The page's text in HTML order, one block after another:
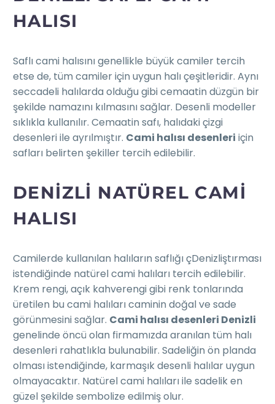
HALISI
Saflı cami halısını genellikle büyük camiler tercih
etse de, tüm camiler için uygun halı çeşitleridir. Aynı
seccadeli halılarda olduğu gibi cemaatin düzgün bir
şekilde namazını kılmasını sağlar. Desenli modeller
sıklıkla kullanılır. Cemaatin safı, halıdaki çizgi
desenleri ile ayrılmıştır. Cami halısı desenleri için
safları belirten şekiller tercih edilebilir.
DENIZLI NATÜREL CAMI
HALISI
Camilerde kullanılan halıların saflığı çDenizliştırması
istendiğinde natürel cami halıları tercih edilebilir.
Krem rengi, açık kahverengi gibi renk tonlarında
üretilen bu cami halıları caminin doğal ve sade
görünmesini sağlar. Cami halısı desenleri Denizli
genelinde öncü olan firmamızda aranılan tüm halı
desenleri rahatlıkla bulunabilir. Sadeliğin ön planda
olması istendiğinde, karmaşık desenli halılar uygun
olmayacaktır. Natürel cami halıları ile sadelik en
güzel şekilde sembolize edilmiş olur.